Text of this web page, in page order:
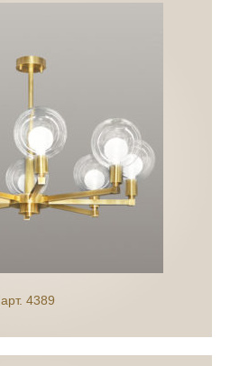
арт. 4389